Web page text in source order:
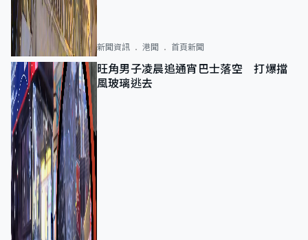
新聞資訊 港聞 首頁新聞
旺角男子凌晨追通宵巴士落空 打爆擋
風玻璃逃去